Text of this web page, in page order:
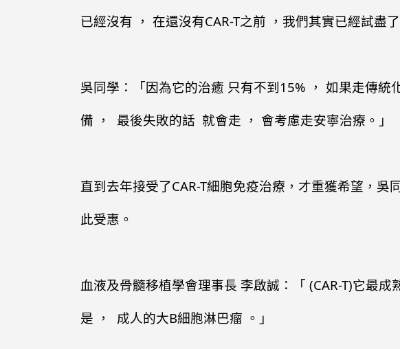
已經沒有 ， 在還沒有CAR-T之前 ，我們其實已經試盡
吳同學：「因為它的治癒 只有不到15% ， 如果走傳
備 ， 最後失敗的話 就會走 ， 會考慮走安寧治療。」
直到去年接受了CAR-T細胞免疫治療，才重獲希望，
此受惠。
血液及骨髓移植學會理事長 李啟誠：「 (CAR-T)它最
是 ， 成人的大B細胞淋巴瘤 。」